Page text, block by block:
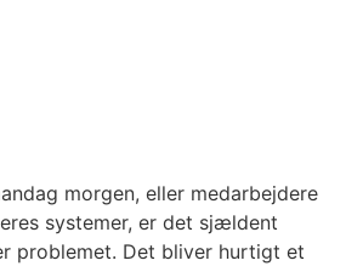
morgen, eller medarbejdere
systemer, er det sjældent
problemet. Det bliver hurtigt et